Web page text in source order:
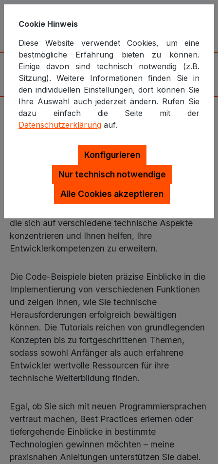
Webanwendungen
Technische Tutorials, Code-
Wenn Sie Ihr technisches Verständnis vertiefen
und praxisnahe Fähigkeiten entwickeln möchten,
sind meine Code-Beispiele und technischen
Tutorials genau das Richtige für Sie. Hier finden
die sich auf verschiedene technische Aspekte
konzentrieren und Ihnen helfen, Ihre
Entwicklerkompetenzen zu erweitern.
Die Code-Beispiele bieten präzise Einblicke in die
Implementierung von verschiedenen Funktionen
und zeigen Ihnen, wie Sie technische
Herausforderungen erfolgreich bewältigen
können. Die Tutorials reichen von grundlegenden
Konzepten bis zu fortgeschrittenen Themen,
sodass sowohl Anfänger als auch erfahrene
Entwickler wertvolle Ressourcen für ihre
technische Weiterbildung finden.
Egal, ob Sie sich mit neuen Programmiersprachen
vertraut machen, Best Practices erlernen oder
tiefergehende Einblicke in bestimmte
Technologien gewinnen möchten – meine
praxisnahen Anleitungen unterstützen Sie dabei.
Cookie Hinweis
Diese Website verwendet Cookies, um eine
bestmögliche Erfahrung bieten zu können.
Einige davon sind technisch notwendig (z.B.
Sitzung). Weitere Informationen finden Sie in
den individuellen Einstellungen, dort können Sie
Ihre Auswahl auch jederzeit ändern. Rufen Sie
dazu einfach die Seite mit der
Datenschutzerklärung auf.
Nur technisch notwendige
Konfigurieren
Alle Cookies akzeptieren